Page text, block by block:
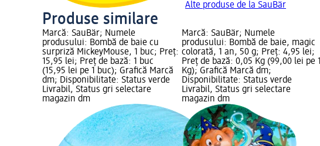
Alte produse de la SauBär
Produse similare
Marcă: SauBär; Numele
produsului: Bombă de baie cu
surpriză MickeyMouse, 1 buc; Preț:
15,95 lei; Preț de bază: 1 buc
(15,95 lei pe 1 buc); Grafică Marcă
dm; Disponibilitate: Status verde
Livrabil, Status gri selectare
magazin dm
Marcă: SauBär; Numele
produsului: Bombă de baie, magic
colorată, 1 an, 50 g; Preț: 4,95 lei;
Preț de bază: 0,05 Kg (99,00 lei pe 1
Kg); Grafică Marcă dm;
Disponibilitate: Status verde
Livrabil, Status gri selectare
magazin dm